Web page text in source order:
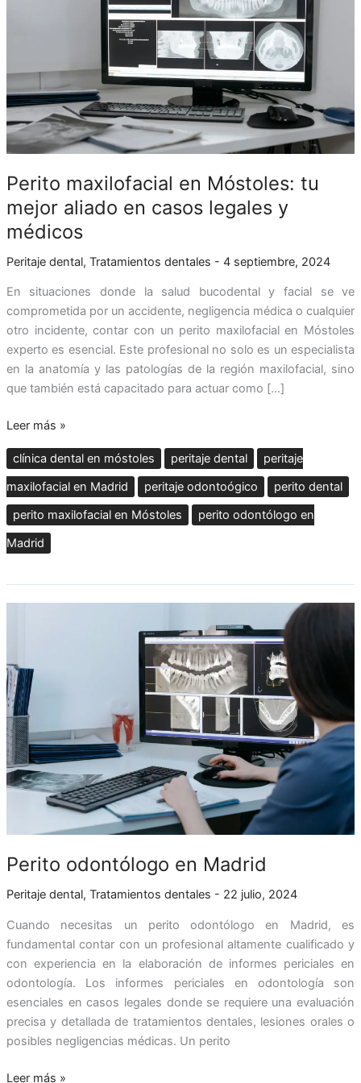
Perito maxilofacial en Móstoles: tu
mejor aliado en casos legales y
médicos
Peritaje dental, Tratamientos dentales - 4 septiembre, 2024
En situaciones donde la salud bucodental y facial se ve
comprometida por un accidente, negligencia médica o cualquier
otro incidente, contar con un perito maxilofacial en Móstoles
experto es esencial. Este profesional no solo es un especialista
en la anatomía y las patologías de la región maxilofacial, sino
que también está capacitado para actuar como […]
legales
y
médicos
Leer más »
clínica dental en móstoles peritaje dental
peritaje
maxilofacial en Madrid
peritaje odontoógico
perito dental
perito maxilofacial en Móstoles
perito odontólogo en
Madrid
Perito odontólogo en Madrid
Peritaje dental, Tratamientos dentales - 22 julio, 2024
Cuando necesitas un perito odontólogo en Madrid, es
fundamental contar con un profesional altamente cualificado y
con experiencia en la elaboración de informes periciales en
odontología. Los informes periciales en odontología son
esenciales en casos legales donde se requiere una evaluación
precisa y detallada de tratamientos dentales, lesiones orales o
posibles negligencias médicas. Un perito
Madrid
Leer más »